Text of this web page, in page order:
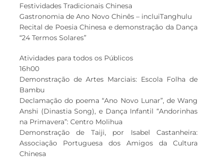
Festividades Tradicionais Chinesa
Gastronomia de Ano Novo Chinês – incluiTanghulu
Recital de Poesia Chinesa e demonstração da Dança
“24 Termos Solares”
Atividades para todos os Públicos
16h00
Demonstração de Artes Marciais: Escola Folha de
Bambu
Declamação do poema “Ano Novo Lunar”, de Wang
Anshi (Dinastia Song), e Dança Infantil “Andorinhas
na Primavera”: Centro Molihua
Demonstração de Taiji, por Isabel Castanheira:
Associação Portuguesa dos Amigos da Cultura
Chinesa